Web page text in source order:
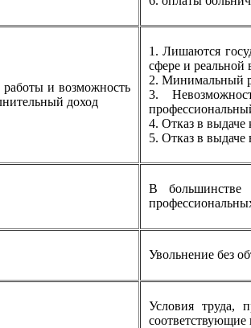
и возможность
доход
1. Лишаются
сфере и реальной
2. Минимальный
3.
4. Отказ в выдаче
5. Отказ в выдаче
В большинстве
Увольнение без
Условия труда,
соответствующие